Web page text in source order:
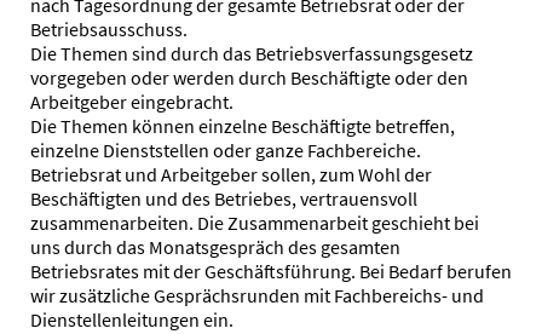
nach Tagesordnung der gesamte Betriebsrat oder der
Betriebsausschuss.
Die Themen sind durch das Betriebsverfassungsgesetz
vorgegeben oder werden durch Beschäftigte oder den
Arbeitgeber eingebracht.
Die Themen können einzelne Beschäftigte betreffen,
einzelne Dienststellen oder ganze Fachbereiche.
Betriebsrat und Arbeitgeber sollen, zum Wohl der
Beschäftigten und des Betriebes, vertrauensvoll
zusammenarbeiten. Die Zusammenarbeit geschieht bei
uns durch das Monatsgespräch des gesamten
Betriebsrates mit der Geschäftsführung. Bei Bedarf berufen
wir zusätzliche Gesprächsrunden mit Fachbereichs- und
Dienstellenleitungen ein.